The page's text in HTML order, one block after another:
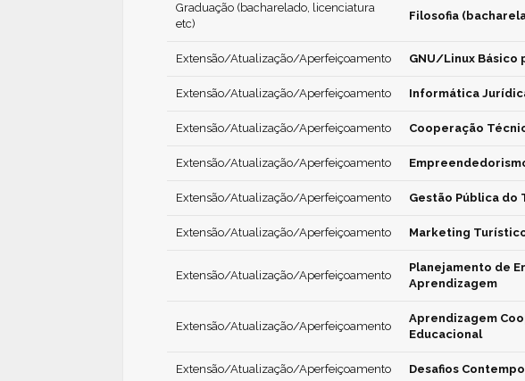
Graduação (bacharelado, licenciatura
etc)
Filosofia
Extensão/Atualização/Aperfeiçoamento GNU/Linux Básico
Extensão/Atualização/Aperfeiçoamento Informática
Extensão/Atualização/Aperfeiçoamento Cooperação
Extensão/Atualização/Aperfeiçoamento
Extensão/Atualização/Aperfeiçoamento Gestão Pública do
Extensão/Atualização/Aperfeiçoamento Marketing
Extensão/Atualização/Aperfeiçoamento
Planejamento de
Aprendizagem
Extensão/Atualização/Aperfeiçoamento
Aprendizagem
Educacional
Extensão/Atualização/Aperfeiçoamento Desafios